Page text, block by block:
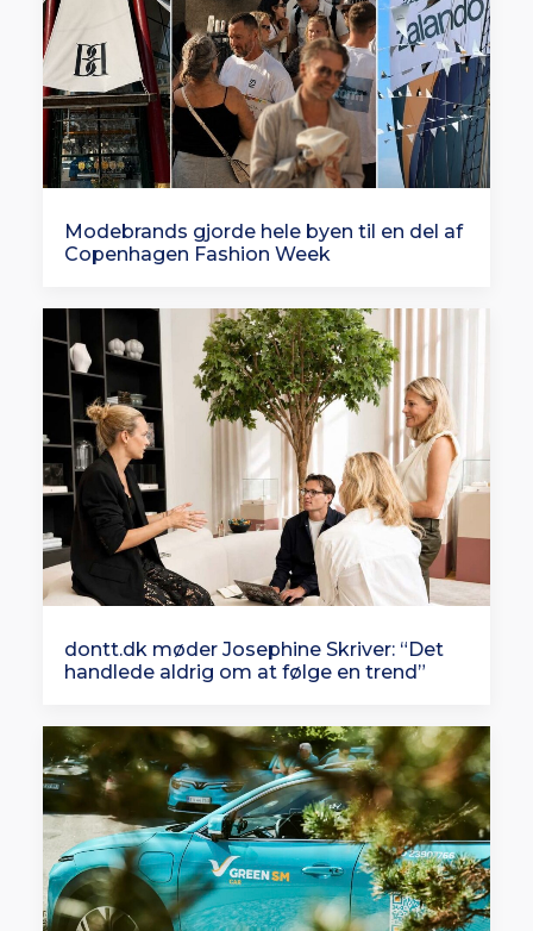
Modebrands gjorde hele byen til en del af
Copenhagen Fashion Week
dontt.dk møder Josephine Skriver: “Det
handlede aldrig om at følge en trend”